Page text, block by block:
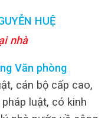
HUỆ
nhà
Văn phòng
cán bộ cấp cao,
luật, có kinh